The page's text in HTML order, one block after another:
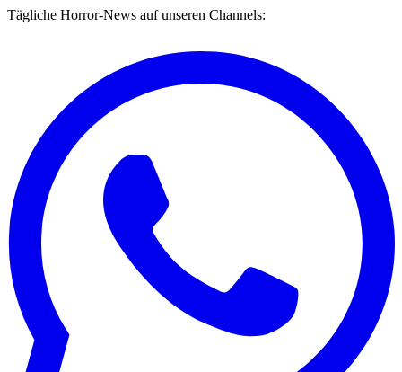
Tägliche Horror-News auf unseren Channels: